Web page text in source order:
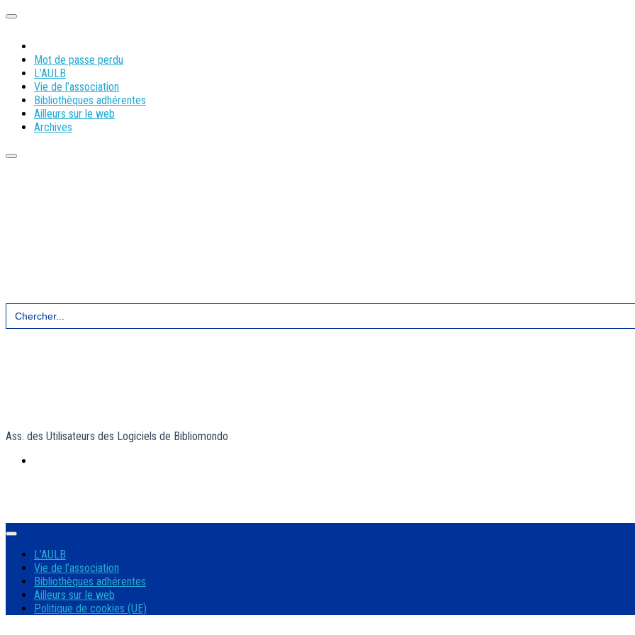
Mot de passe perdu
L’AULB
Vie de l’association
Bibliothèques adhérentes
Ailleurs sur le web
Archives
Search
for:
Ass. des Utilisateurs des Logiciels de Bibliomondo
L’AULB
Vie de l’association
Bibliothèques adhérentes
Ailleurs sur le web
Politique de cookies (UE)